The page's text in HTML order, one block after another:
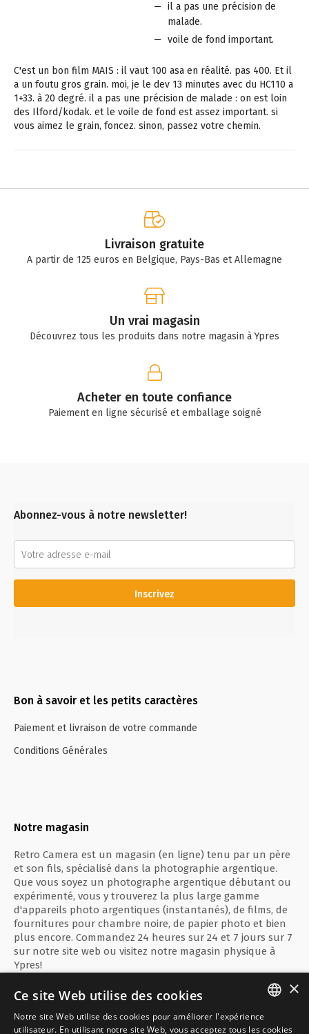
il a pas une précision de
malade.
voile de fond important.
C'est un bon film MAIS : il vaut 100 asa en réalité. pas 400. Et il
a un foutu gros grain. moi, je le dev 13 minutes avec du HC110 a
1+33. à 20 degré. il a pas une précision de malade : on est loin
des Ilford/kodak. et le voile de fond est assez important. si
vous aimez le grain, foncez. sinon, passez votre chemin.
Livraison gratuite
A partir de 125 euros en Belgique, Pays-Bas et Allemagne
Un vrai magasin
Découvrez tous les produits dans notre magasin à Ypres
Acheter en toute confiance
Paiement en ligne sécurisé et emballage soigné
Abonnez-vous à notre newsletter!
Inscrivez
Bon à savoir et les petits caractères
Paiement et livraison de votre commande
Conditions Générales
Notre magasin
Retro Camera est un magasin (en ligne) tenu par un père
et son fils, spécialisé dans la photographie argentique.
Que vous soyez un photographe argentique débutant ou
expérimenté, vous y trouverez la plus large gamme
d'appareils photo argentiques (instantanés), de films, de
fournitures pour chambre noire, de papier photo et bien
plus encore. Commandez 24 heures sur 24 et 7 jours sur 7
sur notre site web ou visitez notre magasin physique à
Ypres!
ENGLISH
×
Ce site Web utilise des cookies
Notre site Web utilise des cookies pour améliorer l'expérience
utilisateur. En utilisant notre site Web, vous acceptez tous les cookies